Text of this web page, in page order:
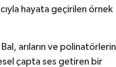
hayata geçirilen örnek
arıların ve polinatörlerin
çapta ses getiren bir